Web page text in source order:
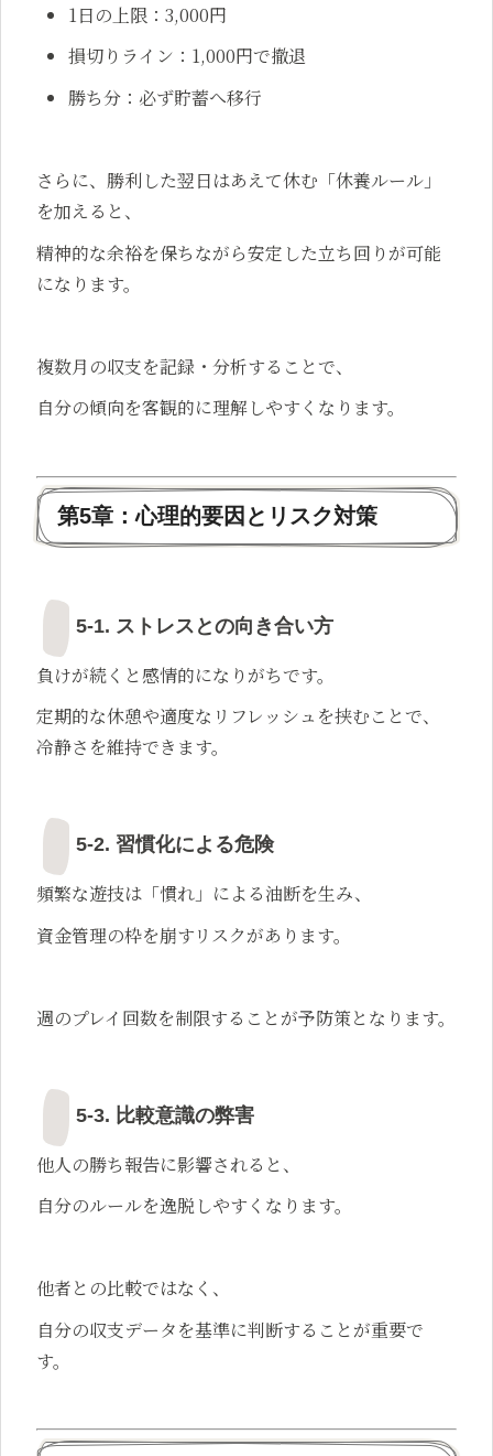
1日の上限：3,000円
損切りライン：1,000円で撤退
勝ち分：必ず貯蓄へ移行
さらに、勝利した翌日はあえて休む「休養ルール」
を加えると、
精神的な余裕を保ちながら安定した立ち回りが可能
になります。
複数月の収支を記録・分析することで、
自分の傾向を客観的に理解しやすくなります。
第5章：心理的要因とリスク対策
5-1. ストレスとの向き合い方
負けが続くと感情的になりがちです。
定期的な休憩や適度なリフレッシュを挟むことで、
冷静さを維持できます。
5-2. 習慣化による危険
頻繁な遊技は「慣れ」による油断を生み、
資金管理の枠を崩すリスクがあります。
週のプレイ回数を制限することが予防策となります。
5-3. 比較意識の弊害
他人の勝ち報告に影響されると、
自分のルールを逸脱しやすくなります。
他者との比較ではなく、
自分の収支データを基準に判断することが重要で
す。